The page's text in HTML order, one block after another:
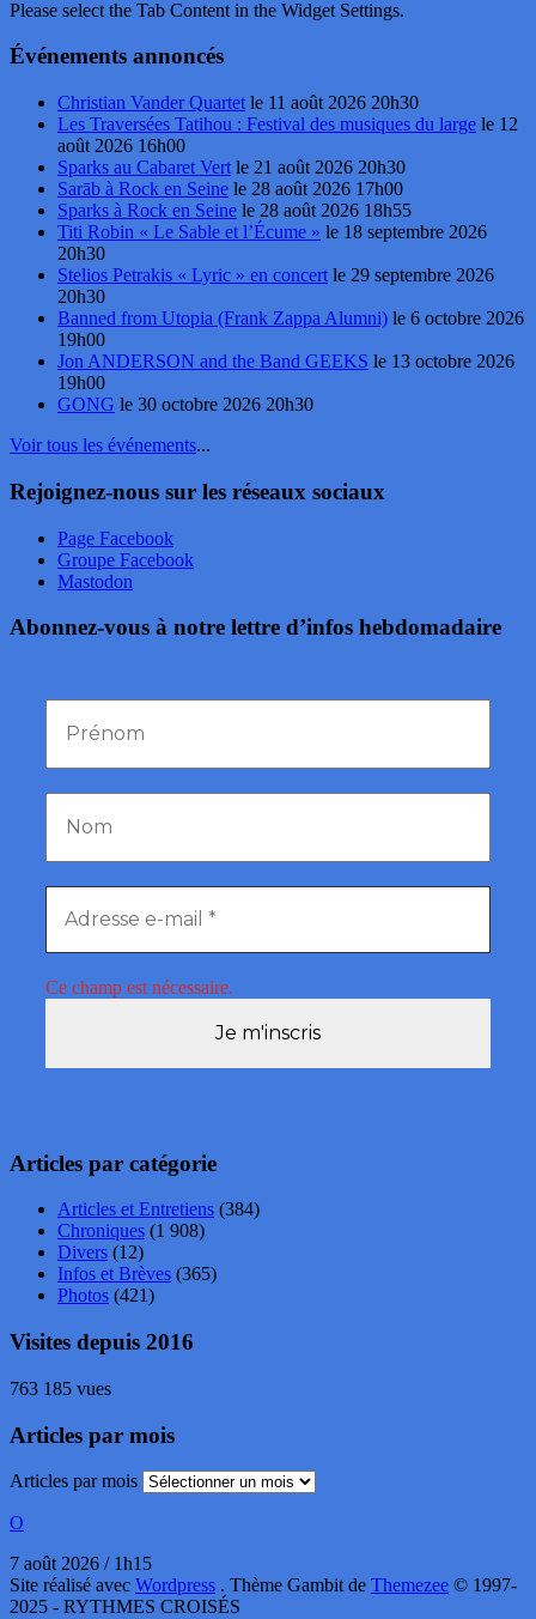
Please select the Tab Content in the Widget Settings.
Événements annoncés
Christian Vander Quartet le 11 août 2026 20h30
Les Traversées Tatihou : Festival des musiques du large le 12
août 2026 16h00
Sparks au Cabaret Vert le 21 août 2026 20h30
Sarāb à Rock en Seine le 28 août 2026 17h00
Sparks à Rock en Seine le 28 août 2026 18h55
Titi Robin « Le Sable et l’Écume » le 18 septembre 2026
20h30
Stelios Petrakis « Lyric » en concert le 29 septembre 2026
20h30
Banned from Utopia (Frank Zappa Alumni) le 6 octobre 2026
19h00
Jon ANDERSON and the Band GEEKS le 13 octobre 2026
19h00
GONG le 30 octobre 2026 20h30
Voir tous les événements...
Rejoignez-nous sur les réseaux sociaux
Page Facebook
Groupe Facebook
Mastodon
Abonnez-vous à notre lettre d’infos hebdomadaire
Ce champ est nécessaire.
Articles par catégorie
Articles et Entretiens (384)
Chroniques (1 908)
Divers (12)
Infos et Brèves (365)
Photos (421)
Visites depuis 2016
763 185 vues
Articles par mois
Articles par mois
O
7 août 2026 / 1h15
Site réalisé avec Wordpress . Thème Gambit de Themezee © 1997-
2025 - RYTHMES CROISÉS